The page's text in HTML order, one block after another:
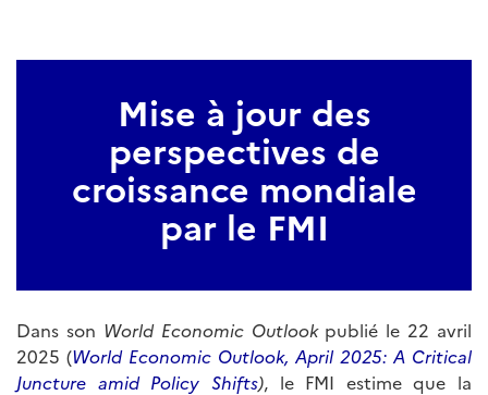
Mise à jour des
perspectives de
croissance mondiale
par le FMI
Dans son World Economic Outlookpublié le 22 avril
2025 (World Economic Outlook, April 2025: A Critical
Juncture amid Policy Shifts), le FMI estime que la